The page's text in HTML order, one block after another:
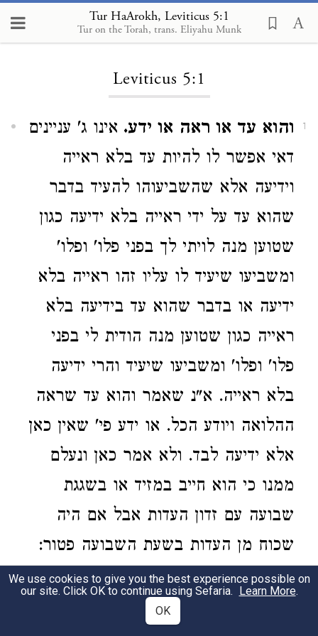
Tur HaArokh, Leviticus 5:1
Tur on the Torah, trans. Eliyahu Munk
Loading...
Leviticus 5:1
1 והוא עד או ראה או ידע. אינו ג' עניינים
דאי אפשר לו להיות עד בלא ראייה
וידיעה אלא שהשביעוהו להעיד בדבר
שהוא עד על ידי ראייה בלא ידיעה כגון
שטוען מנה לויתי לך בפני פלו' ופלו'
ומשביעו שיעיד לו עליו זהו ראייה בלא
ידיעה או בדבר שהוא עד בידיעה בלא
ראייה כגון שטוען מנה הודית לי בפני
פלו' ופלו' ומשביעו שיעיד והרי ידיעה
בלא ראייה. א"נ שאמר והוא עד שראה
ההלואה ויודע הכל. או ידע פי' שאין כאן
אלא ידיעה לבד. ולא אמר כאן ונעלם
ממנו כי הוא חייב במזיד או בשגגת
שבועה עם זדון העדות אבל אם היה
שכוח מן העדות בשעת השבועה פטור:
והוא עד או ראה או ידע, “and he is a witness,
either having seen or having definitive
knowledge.” The Torah does not speak of
We use cookies to give you the best experience possible on
our site. Click OK to continue using Sefaria. Learn More.
OK